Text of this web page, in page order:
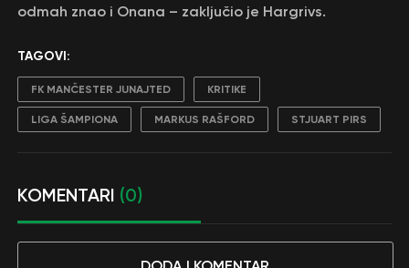
odmah znao i Onana – zaključio je Hargrivs.
TAGOVI:
FK MANČESTER JUNAJTED KRITIKE
LIGA ŠAMPIONA MARKUS RAŠFORD STJUART PIRS
KOMENTARI (0)